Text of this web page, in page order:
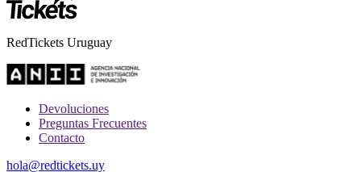
RedTickets Uruguay
Devoluciones
Preguntas Frecuentes
Contacto
hola@redtickets.uy